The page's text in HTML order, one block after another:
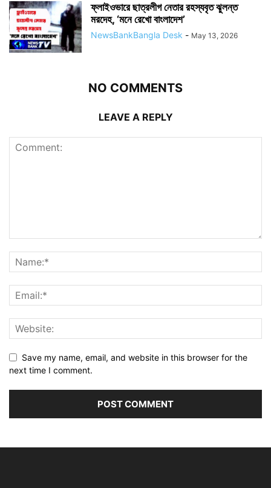
ফ্লাইওভারে ছাত্রলীগ নেতার রহস্যবৃত ঝুলন্ত
মরদেহ, ‘মনে রেখো বাংলাদেশ’
NewsBankBangla Desk - May 13, 2026
NO COMMENTS
LEAVE A REPLY
Save my name, email, and website in this browser for the
next time I comment.